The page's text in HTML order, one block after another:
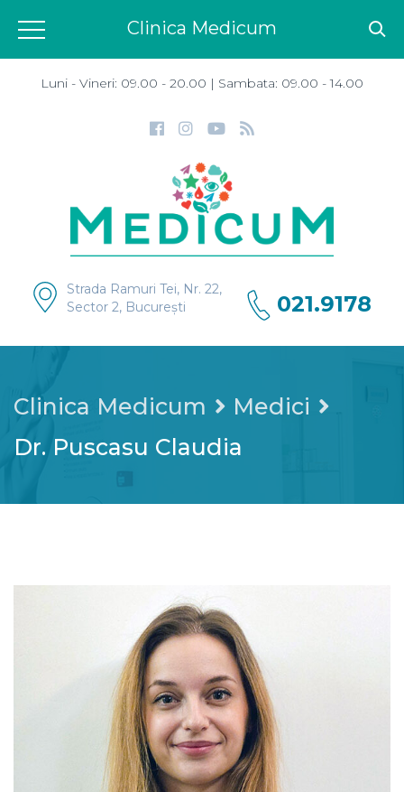
Luni - Vineri: 09.00 - 20.00 | Sambata: 09.00 - 14.00
Strada Ramuri Tei, Nr. 22,
Sector 2, București
021.9178
Clinica Medicum
Medici
Dr. Puscasu Claudia
Clinica Medicum